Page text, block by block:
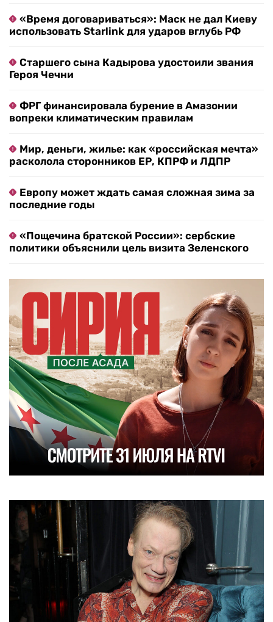
«Время договариваться»: Маск не дал Киеву
использовать Starlink для ударов вглубь РФ
Старшего сына Кадырова удостоили звания
Героя Чечни
ФРГ финансировала бурение в Амазонии
вопреки климатическим правилам
Мир, деньги, жилье: как «российская мечта»
расколола сторонников ЕР, КПРФ и ЛДПР
Европу может ждать самая сложная зима за
последние годы
«Пощечина братской России»: сербские
политики объяснили цель визита Зеленского